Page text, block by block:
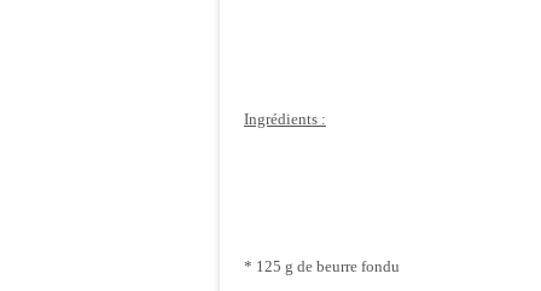
Ingrédients :
* 125 g de beurre fondu